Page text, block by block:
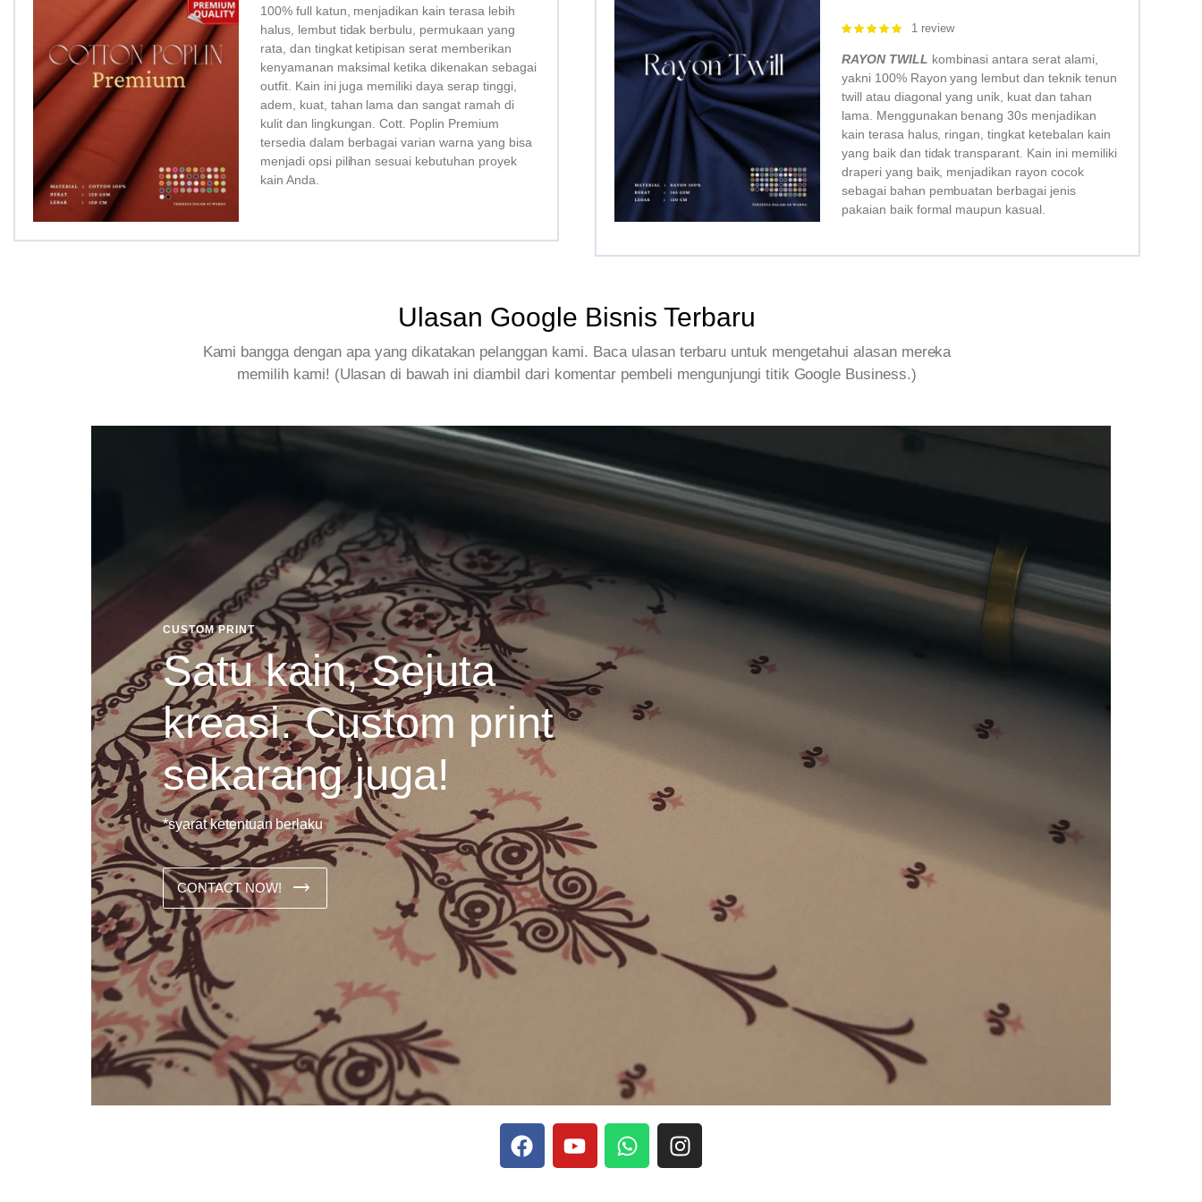
100% full katun, menjadikan kain terasa lebih
halus, lembut tidak berbulu, permukaan yang
rata, dan tingkat ketipisan serat memberikan
kenyamanan maksimal ketika dikenakan sebagai
outfit. Kain ini juga memiliki daya serap tinggi,
adem, kuat, tahan lama dan sangat ramah di
kulit dan lingkungan. Cott. Poplin Premium
tersedia dalam berbagai varian warna yang bisa
menjadi opsi pilihan sesuai kebutuhan proyek
kain Anda.
Rated
1 review
RAYON TWILL kombinasi antara serat alami,
yakni 100% Rayon yang lembut dan teknik tenun
twill atau diagonal yang unik, kuat dan tahan
lama. Menggunakan benang 30s menjadikan
kain terasa halus, ringan, tingkat ketebalan kain
yang baik dan tidak transparant. Kain ini memiliki
draperi yang baik, menjadikan rayon cocok
sebagai bahan pembuatan berbagai jenis
pakaian baik formal maupun kasual.
Ulasan Google Bisnis Terbaru
Kami bangga dengan apa yang dikatakan pelanggan kami. Baca ulasan terbaru untuk mengetahui alasan mereka
memilih kami! (Ulasan di bawah ini diambil dari komentar pembeli mengunjungi titik Google Business.)
CUSTOM PRINT
Satu kain, Sejuta
kreasi. Custom print
sekarang juga!
*syarat ketentuan berlaku
CONTACT NOW!